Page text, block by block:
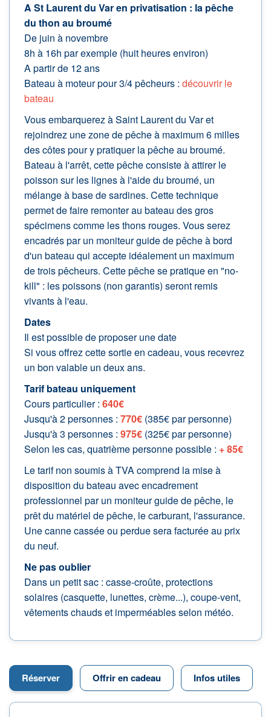
A St Laurent du Var en privatisation : la pêche
du thon au broumé
De juin à novembre
8h à 16h par exemple (huit heures environ)
A partir de 12 ans
Bateau à moteur pour 3/4 pêcheurs : découvrir le
bateau
Vous embarquerez à Saint Laurent du Var et
rejoindrez une zone de pêche à maximum 6 milles
des côtes pour y pratiquer la pêche au broumé.
Bateau à l'arrêt, cette pêche consiste à attirer le
poisson sur les lignes à l'aide du broumé, un
mélange à base de sardines. Cette technique
permet de faire remonter au bateau des gros
spécimens comme les thons rouges. Vous serez
encadrés par un moniteur guide de pêche à bord
d'un bateau qui accepte idéalement un maximum
de trois pêcheurs. Cette pêche se pratique en "no-
kill" : les poissons (non garantis) seront remis
vivants à l'eau.
Dates
Il est possible de proposer une date
Si vous offrez cette sortie en cadeau, vous recevrez
un bon valable un deux ans.
Tarif bateau uniquement
Cours particulier : 640€
Jusqu'à 2 personnes : 770€ (385€ par personne)
Jusqu'à 3 personnes : 975€ (325€ par personne)
Selon les cas, quatrième personne possible : + 85€
Le tarif non soumis à TVA comprend la mise à
disposition du bateau avec encadrement
professionnel par un moniteur guide de pêche, le
prêt du matériel de pêche, le carburant, l'assurance.
Une canne cassée ou perdue sera facturée au prix
du neuf.
Ne pas oublier
Dans un petit sac : casse-croûte, protections
solaires (casquette, lunettes, crème...), coupe-vent,
vêtements chauds et imperméables selon météo.
Réserver Offrir en cadeau Infos utiles